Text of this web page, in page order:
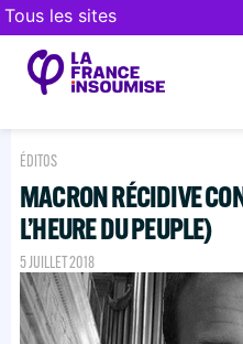
Tous les sites
ÉDITOS
MACRON RÉCIDIVE
L’HEURE DU PEUPLE)
5 JUILLET 2018